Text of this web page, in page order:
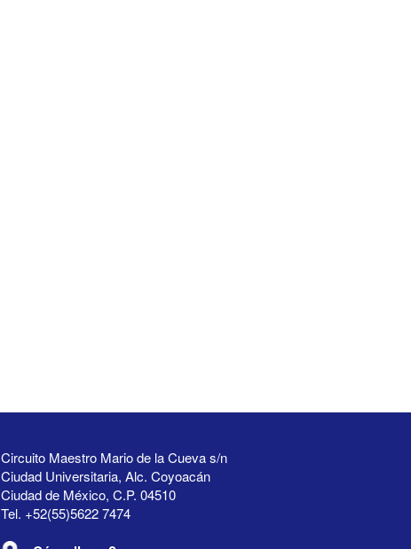
Circuito Maestro Mario de la Cueva s/n
Ciudad Universitaria, Alc. Coyoacán
Ciudad de México, C.P. 04510
Tel. +52(55)5622 7474